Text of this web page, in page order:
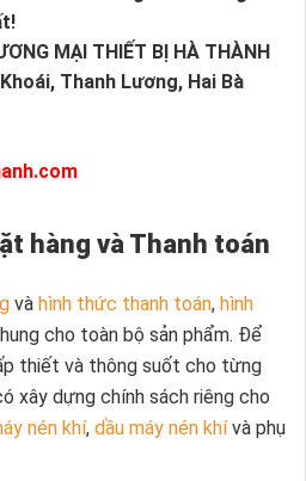
MẠI THIẾT BỊ HÀ THÀNH
Thanh Lương, Hai Bà
hàng và Thanh toán
và hình thức thanh toán, hình
cho toàn bộ sản phẩm. Để
thiết và thông suốt cho từng
xây dựng chính sách riêng cho
nén khí, dầu máy nén khívà phụ